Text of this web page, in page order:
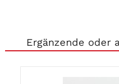
Ergänzende oder